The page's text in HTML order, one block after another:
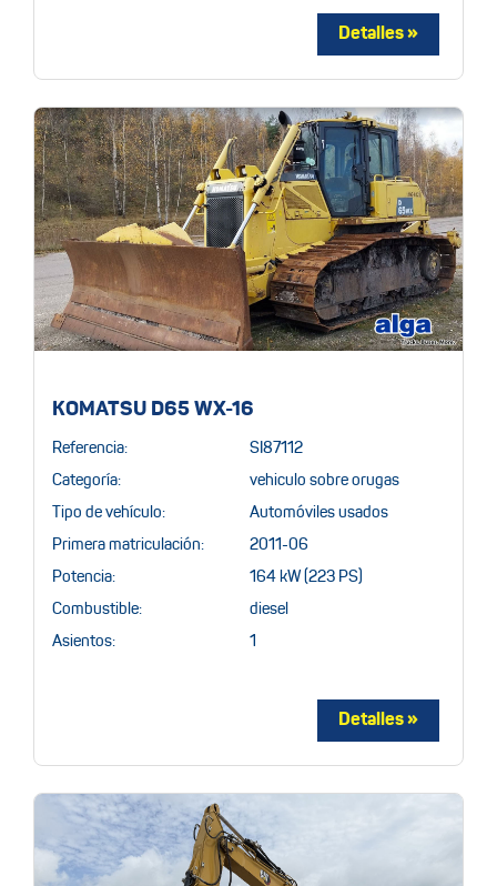
KOMATSU D65 WX-16
Referencia: SI87112
Categoría: vehiculo sobre orugas
Tipo de vehículo: Automóviles usados
Primera matriculación: 2011-06
Potencia: 164 kW (223 PS)
Combustible: diesel
Asientos: 1